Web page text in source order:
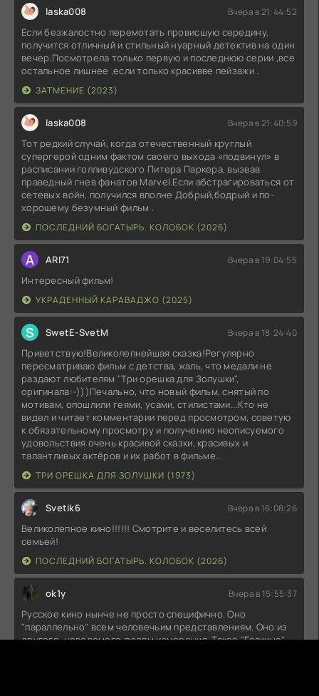
laska008 Вчера в 21:44:52
Если безжалостно перемотать провисшую середину,
получится отличный и стильный нуарный детектив на один
вечер.Посмотрела только первую и последнюю серии ,все
остальное лишнее ,если только красивве пейзажи .
ЗАТМЕНИЕ (2023)
laska008 Вчера в 21:40:59
Тот редкий случай, когда отечественный круглый
супергерой одним фактом своего выхода «подвинул» в
расписании голливудского Питера Паркера, вызвав
праведный гнев фанатов Marvel.Если абстрагироваться от
сетевых войн, получился вполне Добрый,бодрый и по-
хорошему безумный фильм .
ПОСЛЕДНИЙ БОГАТЫРЬ. КОЛОБОК (2026)
A ARI71 Вчера в 19:04:55
Интересный фильм!
УКРАДЕННЫЙ КАРАВАДЖО (2025)
S SwetE-SvetM Вчера в 18:24:40
Приветствую!Великолепнейшая сказка!Регулярно
пересматриваю фильм с детства, жаль, что медали не
раздают любителям "Три орешка для Золушки",
оригинала:-)))Печально, что новый фильм, снятый по
мотивам, опошлили геями, усами, стилистами...Кто не
видел и читает комментарии перед просмотром, советую
к обязательному просмотру и получению неописуемого
удовольствия очень красивой сказки, красивых и
талантливых актёров и их работ в фильме...
ТРИ ОРЕШКА ДЛЯ ЗОЛУШКИ (1973)
Svetik6 Вчера в 16:08:26
Великолепное кино!!!!!! Смотрите и веселитесь всей
семьей!
ПОСЛЕДНИЙ БОГАТЫРЬ. КОЛОБОК (2026)
ok1y Вчера в 15:55:37
Русское кино нынче не просто специфично. Оно
"параллельно" всем человечьим представлениям. Оно из
другого, неведомого людям измерения. Такое "Госкино"